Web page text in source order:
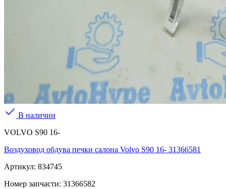
В наличии
VOLVO S90 16-
Воздуховод обдува печки салона Volvo S90 16- 31366581
Артикул: 834745
Номер запчасти: 31366582